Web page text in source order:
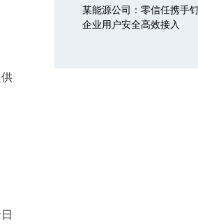
某能源公司：零信任携手
企业用户安全高效接入